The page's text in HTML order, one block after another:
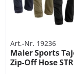
Art.-Nr. 19236
Maier Sports
Zip-Off Hose